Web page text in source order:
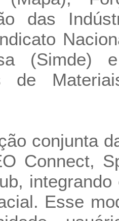
das
(Simde)
de
conjunta
Connect,
Esse